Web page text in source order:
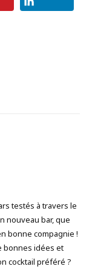
testés à travers le
nouveau bar, que
bonne compagnie !
bonnes idées et
cocktail préféré ?